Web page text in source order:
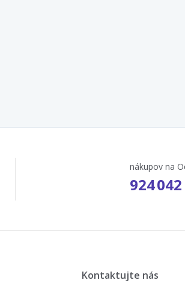
nákupov na
924 042
Kontaktujte nás